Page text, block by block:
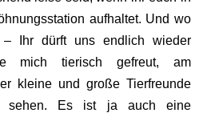
aufhaltet. Und wo
Ihr dürft uns endlich wieder
mich tierisch gefreut, am
kleine und große Tierfreunde
sehen. Es ist ja auch eine